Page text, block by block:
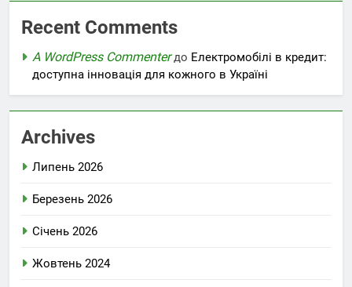
Recent Comments
A WordPress Commenterдо Електромобілі в кредит:
доступна інновація для кожного в Україні
Archives
Липень 2026
Березень 2026
Січень 2026
Жовтень 2024